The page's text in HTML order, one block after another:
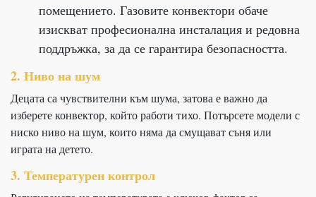
помещението. Газовите конвектори обаче
изискват професионална инсталация и редовна
поддръжка, за да се гарантира безопасността.
2. Ниво на шум
Децата са чувствителни към шума, затова е важно да
изберете конвектор, който работи тихо. Потърсете модели с
ниско ниво на шум, които няма да смущават съня или
играта на детето.
3. Температурен контрол